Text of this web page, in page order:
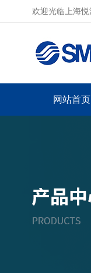
欢迎光临上海悦
网站首页